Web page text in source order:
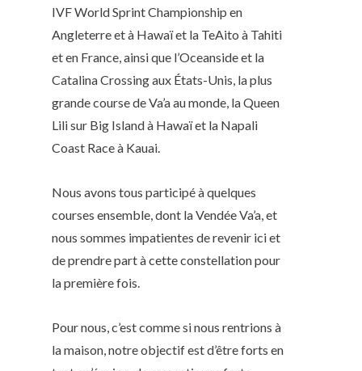
IVF World Sprint Championship en
Angleterre et à Hawaï et la TeAito à Tahiti
et en France, ainsi que l’Oceanside et la
Catalina Crossing aux États-Unis, la plus
grande course de Va’a au monde, la Queen
Lili sur Big Island à Hawaï et la Napali
Coast Race à Kauai.
Nous avons tous participé à quelques
courses ensemble, dont la Vendée Va’a, et
nous sommes impatientes de revenir ici et
de prendre part à cette constellation pour
la première fois.
Pour nous, c’est comme si nous rentrions à
la maison, notre objectif est d’être forts en